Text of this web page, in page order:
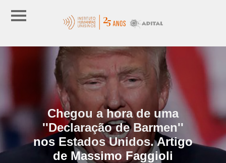
Chegou a hora de uma
''Declaração de Barmen''
nos Estados Unidos. Artigo
de Massimo Faggioli